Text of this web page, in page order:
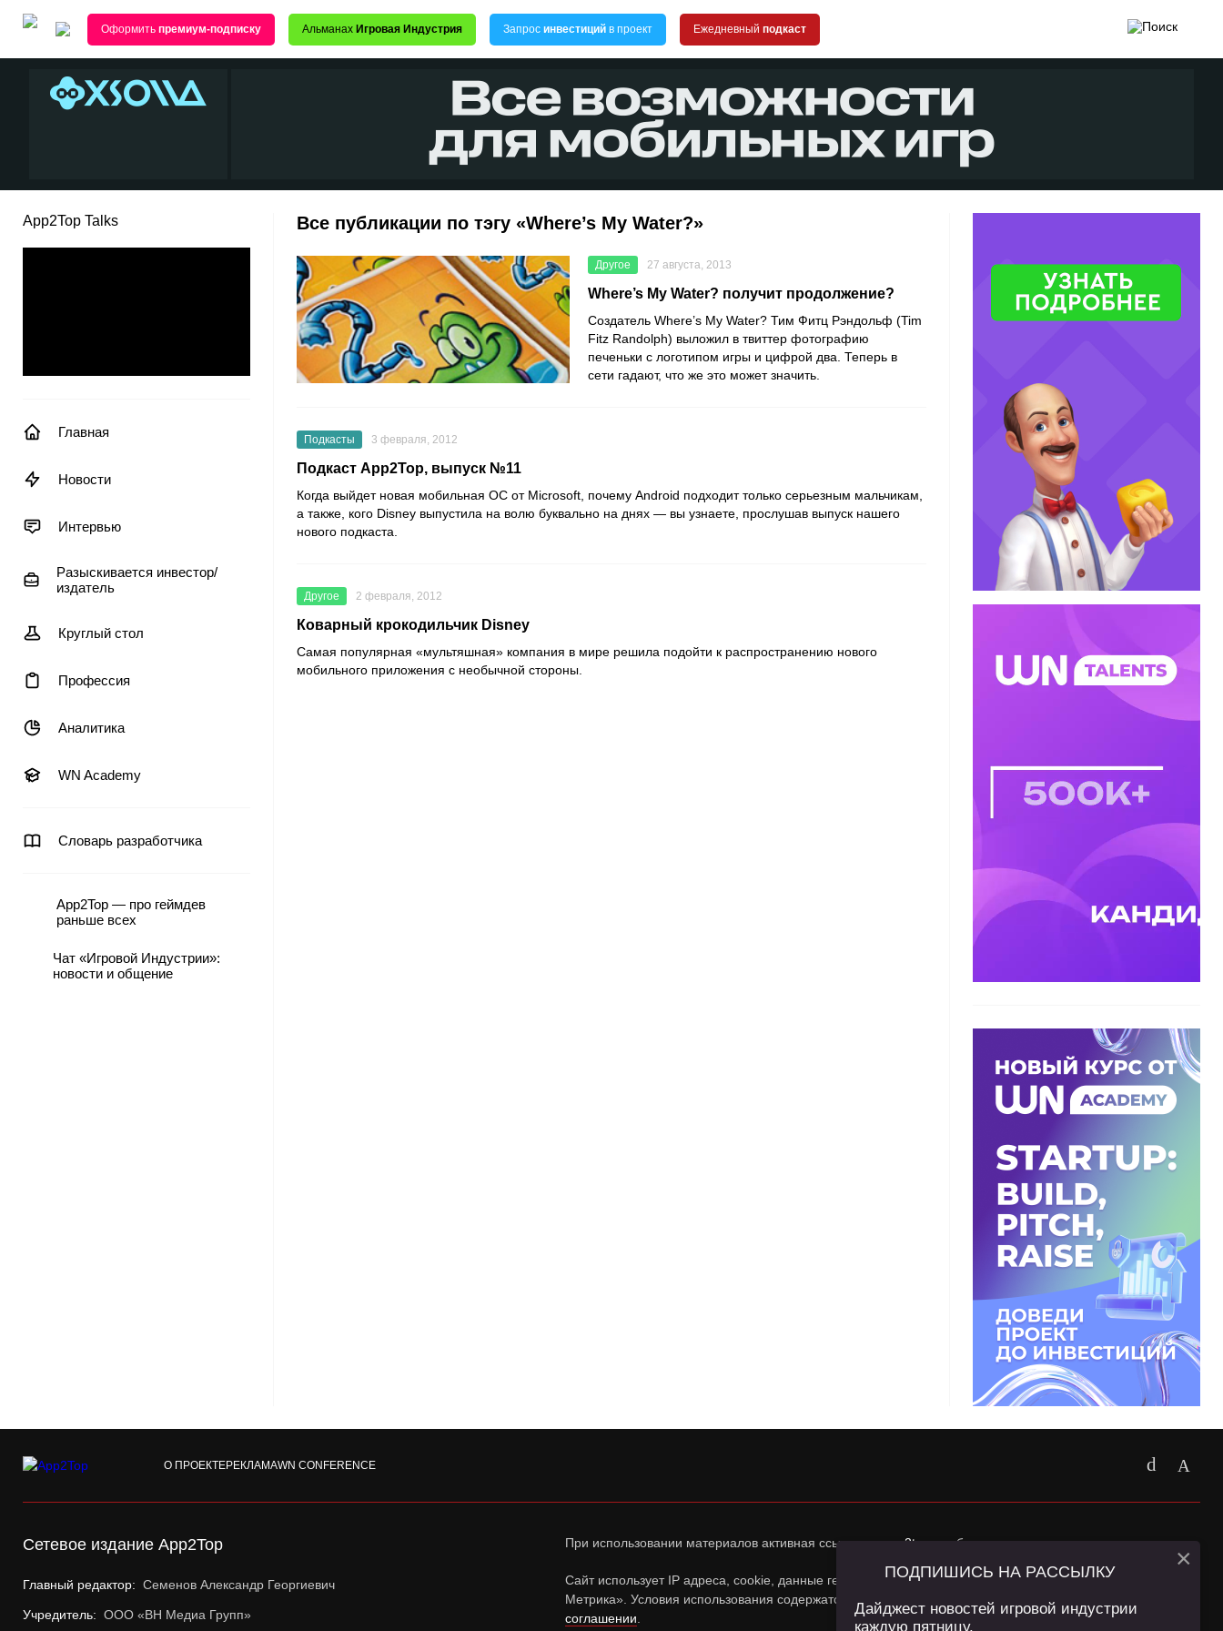
Оформить премиум-подписку Альманах Игровая Индустрия Запрос инвестиций в проект Ежедневный подкаст
App2Top Talks
Главная
Новости
Интервью
Разыскивается инвестор/
издатель
Круглый стол
Профессия
Аналитика
WN Academy
Словарь разработчика
App2Top — про геймдев
раньше всех
Чат «Игровой Индустрии»:
новости и общение
Все публикации по тэгу «Where’s My Water?»
Другое 27 августа, 2013
Where’s My Water? получит продолжение?
Создатель Where’s My Water? Тим Фитц Рэндольф (Tim
Fitz Randolph) выложил в твиттер фотографию
печеньки с логотипом игры и цифрой два. Теперь в
сети гадают, что же это может значить.
Подкасты 3 февраля, 2012
Подкаст App2Top, выпуск №11
Когда выйдет новая мобильная ОС от Microsoft, почему Android подходит только серьезным мальчикам,
а также, кого Disney выпустила на волю буквально на днях — вы узнаете, прослушав выпуск нашего
нового подкаста.
Другое 2 февраля, 2012
Коварный крокодильчик Disney
Самая популярная «мультяшная» компания в мире решила подойти к распространению нового
мобильного приложения с необычной стороны.
О ПРОЕКТЕРЕКЛАМАWN CONFERENCE
Сетевое издание App2Top
Главный редактор: Семенов Александр Георгиевич
Учредитель: ООО «ВН Медиа Групп»
При использовании материалов активная ссылка наapp2top.ruобязательна.
Сайт использует IP адреса, cookie, данные геолокации Пользователей сайта и сервис «Яндекс
Метрика». Условия использования содержатся в
Политике конфиденциальностии
соглашении
ПОДПИШИСЬ НА РАССЫЛКУ
Дайджест новостей игровой индустрии
каждую пятницу.
×